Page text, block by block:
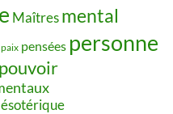
Maîtres mental
paix pensées personne
pouvoir
ésotérique